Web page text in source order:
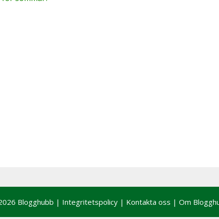
Blogghubb | Integritetspolicy | Kontakta oss | Om